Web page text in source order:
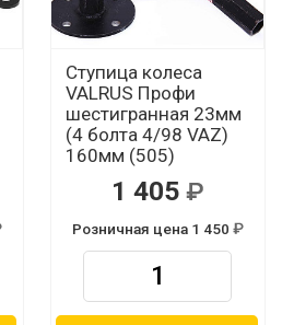
Ступица колеса
VALRUS Профи
шестигранная 23мм
(4 болта 4/98 VAZ)
160мм (505)
1 405
Розничная цена 1 450